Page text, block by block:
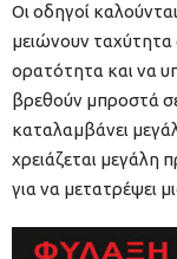
Οι οδηγοί
μειώνουν ταχύτητα
ορατότητα και να
βρεθούν μπροστά
καταλαμβάνει
χρειάζεται μεγάλη
για να μετατρέψει